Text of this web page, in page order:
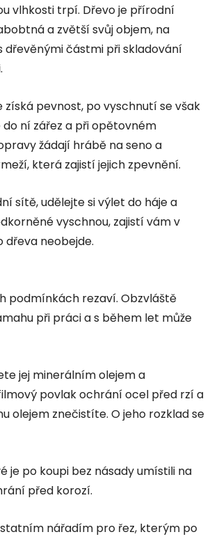
vlhkosti trpí. Dřevo je přírodní
a zvětší svůj objem, na
dřevěnými částmi při skladování
pevnost, po vyschnutí se však
ní zářez a při opětovném
žádají hrábě na seno a
která zajistí jejich zpevnění.
sítě, udělejte si výlet do háje a
vyschnou, zajistí vám v
dřeva neobejde.
podmínkách rezaví. Obzvláště
při práci a s během let může
jej minerálním olejem a
povlak ochrání ocel před rzí a
olejem znečistíte. O jeho rozklad se
je po koupi bez násady umístili na
před korozí.
nářadím pro řez, kterým po